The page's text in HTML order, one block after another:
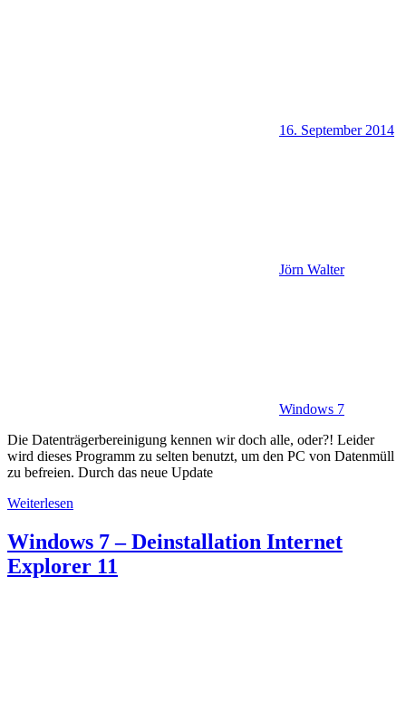
16. September 2014
Jörn Walter
Windows 7
Die Datenträgerbereinigung kennen wir doch alle, oder?! Leider
wird dieses Programm zu selten benutzt, um den PC von Datenmüll
zu befreien. Durch das neue Update
Weiterlesen
Windows 7 – Deinstallation Internet
Explorer 11